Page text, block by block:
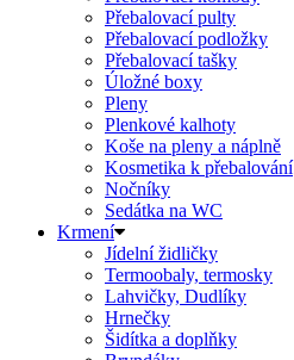
Přebalovací pulty
Přebalovací podložky
Přebalovací tašky
Úložné boxy
Pleny
Plenkové kalhoty
Koše na pleny a náplně
Kosmetika k přebalování
Nočníky
Sedátka na WC
Krmení
Jídelní židličky
Termoobaly, termosky
Lahvičky, Dudlíky
Hrnečky
Šidítka a doplňky